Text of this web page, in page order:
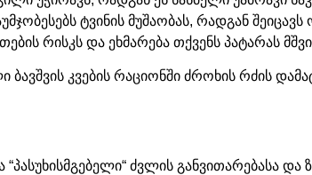
ტვინის მუშაობას, რადგან შეიცავს
რისკს და ეხმარება თქვენს პატარას
კვების რაციონში ძროხის რძის
ძვლის განვითარებასა